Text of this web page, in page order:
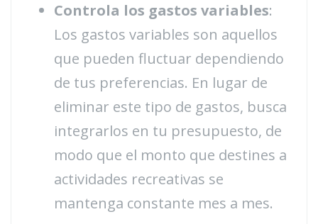
Controla los gastos variables:
Los gastos variables son aquellos
que pueden fluctuar dependiendo
de tus preferencias. En lugar de
eliminar este tipo de gastos, busca
integrarlos en tu presupuesto, de
modo que el monto que destines a
actividades recreativas se
mantenga constante mes a mes.